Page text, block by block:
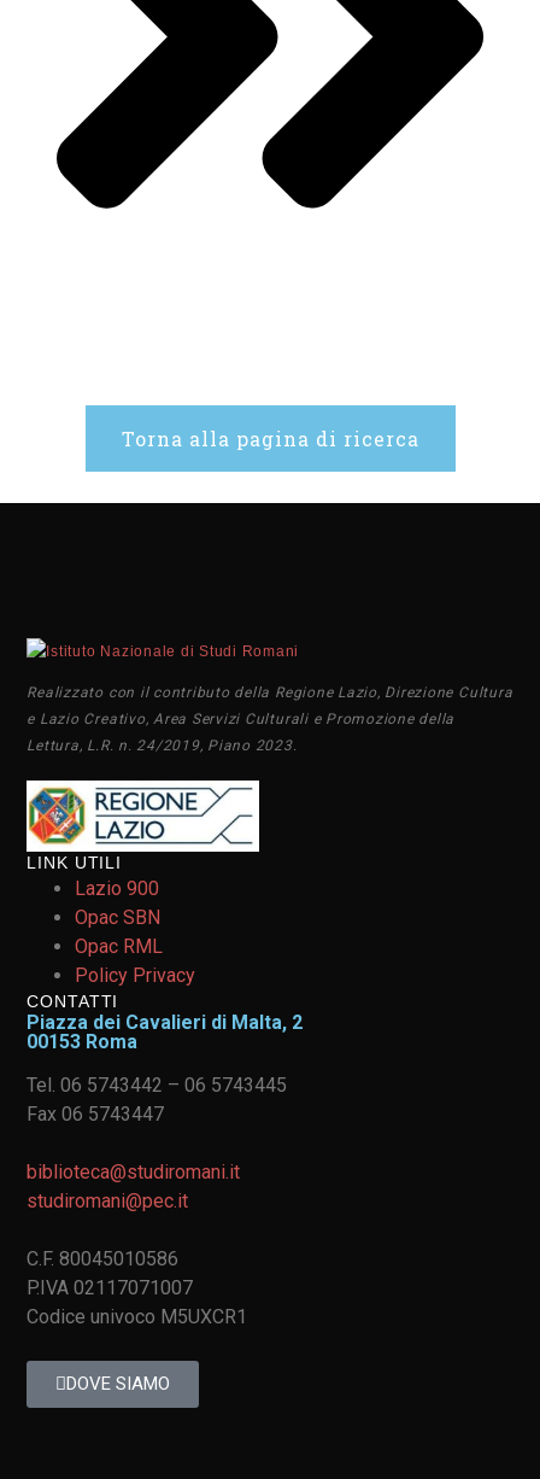
Torna alla pagina di ricerca
Realizzato con il contributo della Regione Lazio, Direzione Cultura
e Lazio Creativo, Area Servizi Culturali e Promozione della
Lettura, L.R. n. 24/2019, Piano 2023.
LINK UTILI
Lazio 900
Opac SBN
Opac RML
Policy Privacy
CONTATTI
Piazza dei Cavalieri di Malta, 2
00153 Roma
Tel. 06 5743442 – 06 5743445
Fax 06 5743447
biblioteca@studiromani.it
studiromani@pec.it
C.F. 80045010586
P.IVA 02117071007
Codice univoco M5UXCR1
DOVE SIAMO